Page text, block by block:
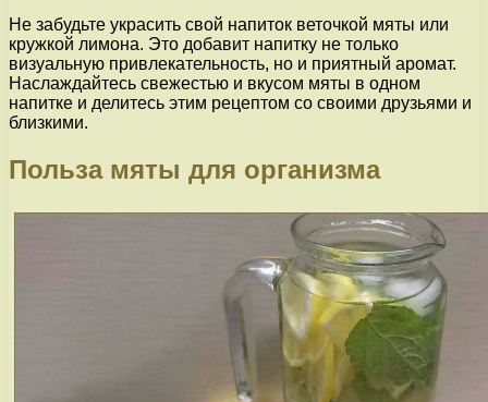
Не забудьте украсить свой напиток веточкой мяты или
кружкой лимона. Это добавит напитку не только
визуальную привлекательность, но и приятный аромат.
Наслаждайтесь свежестью и вкусом мяты в одном
напитке и делитесь этим рецептом со своими друзьями и
близкими.
Польза мяты для организма